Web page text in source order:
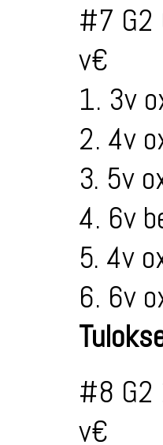
#7 G2
v€
1. 3v
2. 4v
3. 5v
4. 6v
5. 4v
6. 6v
#8 G2
v€